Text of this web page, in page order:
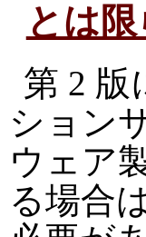
とは
第 2 版
ション
ウェア
る場合